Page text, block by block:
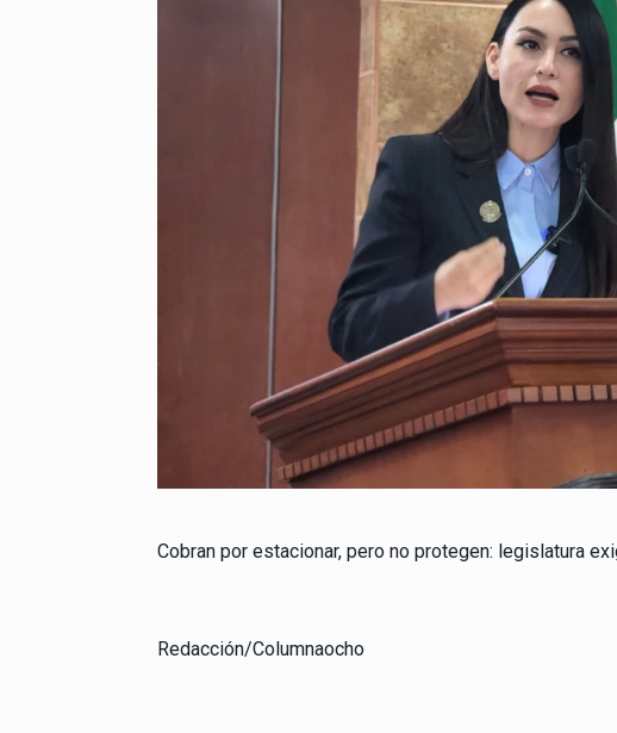
Cobran por estacionar, pero no protegen: legislatura
Redacción/Columnaocho